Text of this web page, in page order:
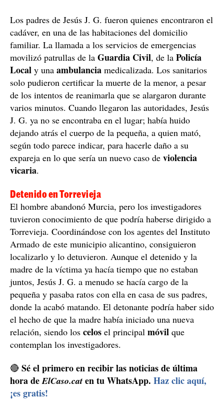
Los padres de Jesús J. G. fueron quienes encontraron el
cadáver, en una de las habitaciones del domicilio
familiar. La llamada a los servicios de emergencias
movilizó patrullas de la Guardia Civil, de la Policía
Local y una ambulancia medicalizada. Los sanitarios
solo pudieron certificar la muerte de la menor, a pesar
de los intentos de reanimarla que se alargaron durante
varios minutos. Cuando llegaron las autoridades, Jesús
J. G. ya no se encontraba en el lugar; había huido
dejando atrás el cuerpo de la pequeña, a quien mató,
según todo parece indicar, para hacerle daño a su
expareja en lo que sería un nuevo caso de violencia
vicaria.
Detenido en Torrevieja
El hombre abandonó Murcia, pero los investigadores
tuvieron conocimiento de que podría haberse dirigido a
Torrevieja. Coordinándose con los agentes del Instituto
Armado de este municipio alicantino, consiguieron
localizarlo y lo detuvieron. Aunque el detenido y la
madre de la víctima ya hacía tiempo que no estaban
juntos, Jesús J. G. a menudo se hacía cargo de la
pequeña y pasaba ratos con ella en casa de sus padres,
donde la acabó matando. El detonante podría haber sido
el hecho de que la madre había iniciado una nueva
relación, siendo los celos el principal móvil que
contemplan los investigadores.
🔴 Sé el primero en recibir las noticias de última
hora deElCaso.cat en tu WhatsApp. Haz clic aquí,
¡es gratis!